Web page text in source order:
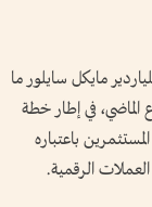
مايكل سايلور ما
الماضي، في إطار خطة
باعتباره
الرقمية.